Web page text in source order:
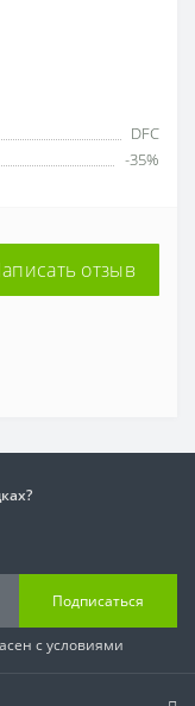
DFC
-35%
отзыв
Подписаться
с условиями